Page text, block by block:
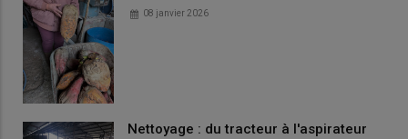
08 janvier 2026
Nettoyage : du tracteur à l'aspirateur